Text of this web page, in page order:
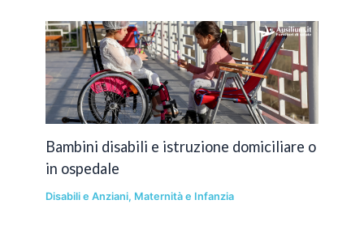
Bambini disabili e istruzione domiciliare o
in ospedale
Disabili e Anziani, Maternità e Infanzia